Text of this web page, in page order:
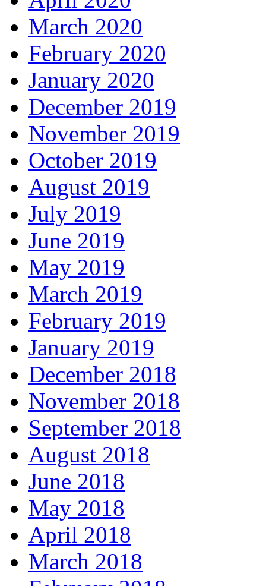
March 2020
February 2020
January 2020
December 2019
November 2019
October 2019
August 2019
July 2019
June 2019
May 2019
March 2019
February 2019
January 2019
December 2018
November 2018
September 2018
August 2018
June 2018
May 2018
April 2018
March 2018